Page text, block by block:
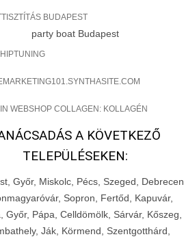
BUDAPEST
party boat Budapest
WEBSHOP COLLAGEN: KOLLAGÉN
A KÖVETKEZŐ
TELEPÜLÉSEKEN:
Győr, Miskolc, Pécs, Szeged, Debrecen
Sopron, Fertőd, Kapuvár,
Győr, Pápa, Celldömölk, Sárvár, Kőszeg,
Ják, Körmend, Szentgotthárd,